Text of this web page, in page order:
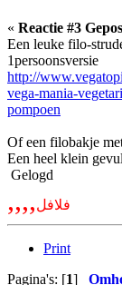
« Reactie #3
Een leuke filo-
1persoonsversie
http://
vega-mania-
pompoen
Of een filobakje
Een heel klein
Gelogd
,,,,فلافل
Print
Pagina's: [1]